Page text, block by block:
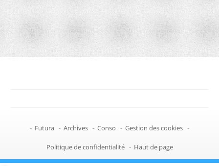
- Futura - Archives - Conso - Gestion des cookies -
Politique de confidentialité - Haut de page